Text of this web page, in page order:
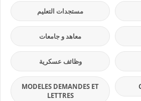
مستجدات التعليم
معاهد و جامعات
وظائف عسكرية
MODELES DEMANDES ET
LETTRES